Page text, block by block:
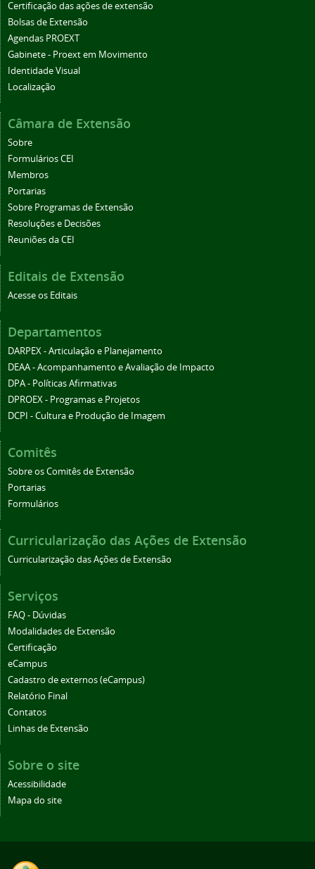
Certificação das ações de extensão
Bolsas de Extensão
Agendas PROEXT
Gabinete - Proext em Movimento
Identidade Visual
Localização
Câmara de Extensão
Sobre
Formulários CEI
Membros
Portarias
Sobre Programas de Extensão
Resoluções e Decisões
Reuniões da CEI
Editais de Extensão
Acesse os Editais
Departamentos
DARPEX - Articulação e Planejamento
DEAA - Acompanhamento e Avaliação de Impacto
DPA - Políticas Afirmativas
DPROEX - Programas e Projetos
DCPI - Cultura e Produção de Imagem
Comitês
Sobre os Comitês de Extensão
Portarias
Formulários
Curricularização das Ações de Extensão
Curricularização das Ações de Extensão
Serviços
FAQ - Dúvidas
Modalidades de Extensão
Certificação
eCampus
Cadastro de externos (eCampus)
Relatório Final
Contatos
Linhas de Extensão
Sobre o site
Acessibilidade
Mapa do site